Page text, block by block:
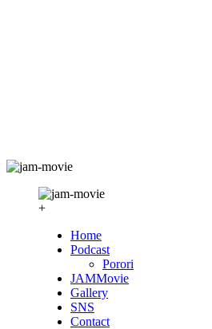
+
Home
Podcast
Porori
JAMMovie
Gallery
SNS
Contact